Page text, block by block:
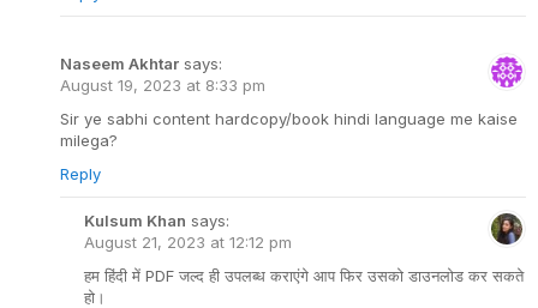
Naseem Akhtar says:
August 19, 2023 at 8:33 pm
Sir ye sabhi content hardcopy/book hindi language me kaise
milega?
Reply
Kulsum Khan says:
August 21, 2023 at 12:12 pm
हम हिंदी में PDF जल्द ही उपलब्ध कराएंगे आप फिर उसको डाउनलोड कर सकते
हो।